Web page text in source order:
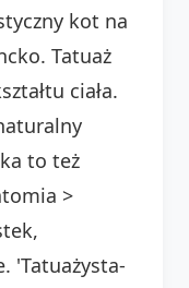
kot na
Tatuaż
ciała.
to też
>
'Tatuażysta-